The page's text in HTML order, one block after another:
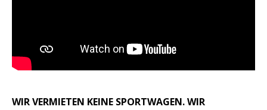
WIR VERMIETEN KEINE SPORTWAGEN. WIR